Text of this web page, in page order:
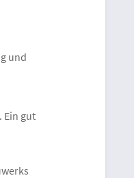
und
Ein gut